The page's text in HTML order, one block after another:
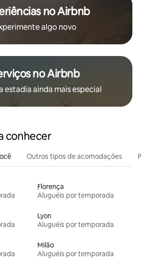
no Airbnb
algo novo
no Airbnb
estadia ainda mais especial
conhecer
Outros tipos de acomodações
Florença
Aluguéis por temporada
Lyon
Aluguéis por temporada
Milão
Aluguéis por temporada